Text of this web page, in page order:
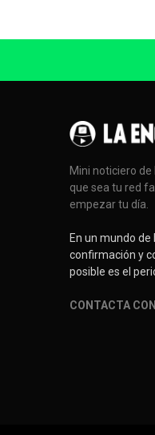
Mini noticiero
que sea tu red
empezar tu día.
En un mundo
confirmación y
posible es el
CONTACTA